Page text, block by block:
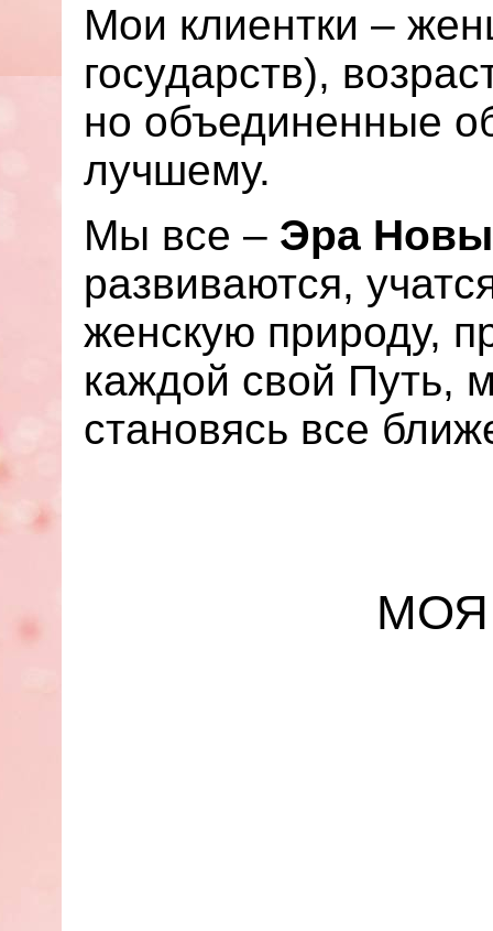
Мои клиентки –
государств),
но объединенные
лучшему.
Мы все – Эра
развиваются,
женскую природу,
каждой свой Путь,
становясь все
МОЯ